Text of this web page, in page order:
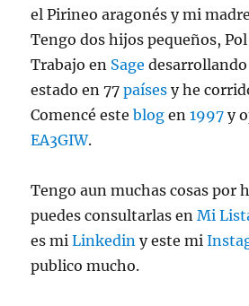
el Pirineo aragonés y mi
Tengo dos hijos pequeños,
Trabajo en Sage
estado en 77países y he
Comencé esteblog en1997 y
EA3GIW.
Tengo aun muchas cosas por
puedes consultarlas enMi
es miLinkedin y este mi
publico mucho.